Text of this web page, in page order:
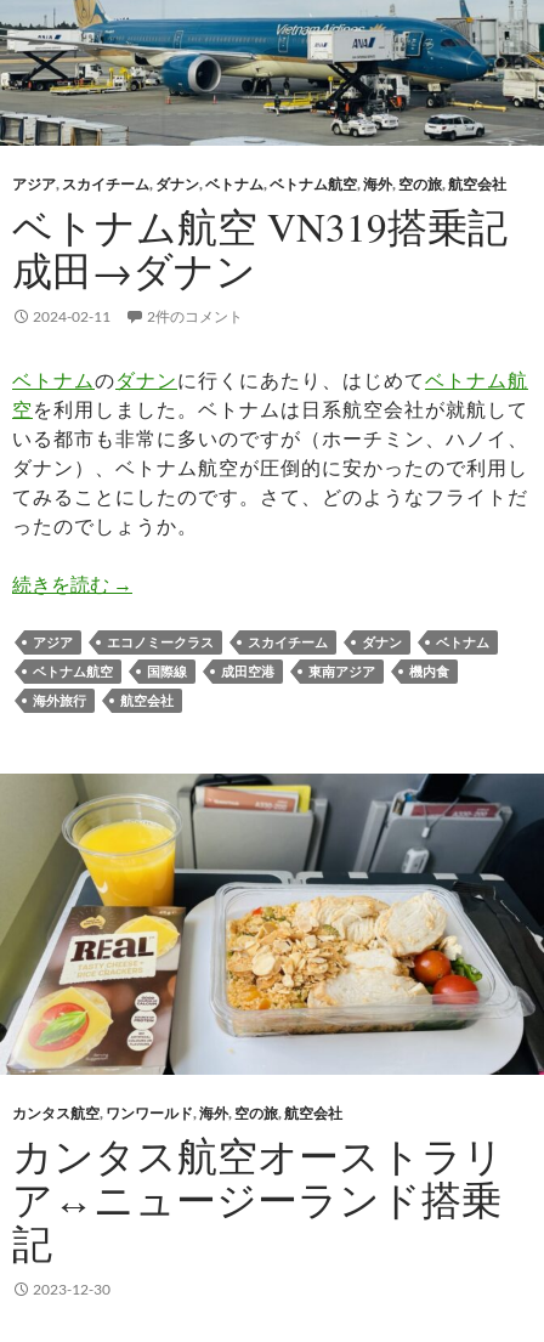
アジア, スカイチーム, ダナン,ベトナム,ベトナム航空,海外, 空の旅,航空会社
ベトナム航空 VN319搭乗記
成田→ダナン
2024-02-11 2件のコメント
ベトナムのダナンに行くにあたり、はじめてベトナム航
空を利用しました。ベトナムは日系航空会社が就航して
いる都市も非常に多いのですが（ホーチミン、ハノイ、
ダナン）、ベトナム航空が圧倒的に安かったので利用し
てみることにしたのです。さて、どのようなフライトだ
ったのでしょうか。
続きを読む ベトナム航空 VN319搭乗記 成田→ダナン
→
アジア エコノミークラス スカイチーム ダナン
ベトナム
ベトナム航空
国際線 成田空港 東南アジア
機内食
海外旅行
航空会社
カンタス航空, ワンワールド,海外, 空の旅,航空会社
カンタス航空オーストラリ
ア↔︎ニュージーランド搭乗
記
2023-12-30